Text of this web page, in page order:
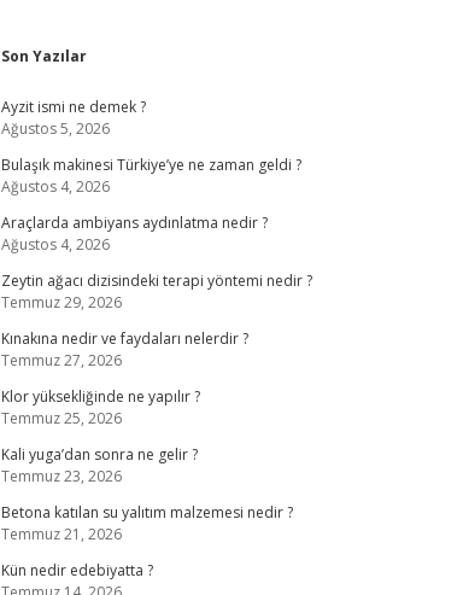
Sidebar
Son Yazılar
Ayzit ismi ne demek ?
Ağustos 5, 2026
Bulaşık makinesi Türkiye’ye ne zaman geldi ?
Ağustos 4, 2026
Araçlarda ambiyans aydınlatma nedir ?
Ağustos 4, 2026
Zeytin ağacı dizisindeki terapi yöntemi nedir ?
Temmuz 29, 2026
Kınakına nedir ve faydaları nelerdir ?
Temmuz 27, 2026
Klor yüksekliğinde ne yapılır ?
Temmuz 25, 2026
Kali yuga’dan sonra ne gelir ?
Temmuz 23, 2026
Betona katılan su yalıtım malzemesi nedir ?
Temmuz 21, 2026
Kün nedir edebiyatta ?